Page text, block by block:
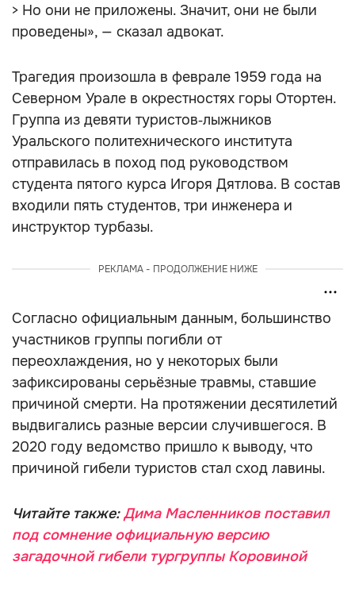
> Но они не приложены. Значит, они не были
проведены», — сказал адвокат.
Трагедия произошла в феврале 1959 года на
Северном Урале в окрестностях горы Отортен.
Группа из девяти туристов‑лыжников
Уральского политехнического института
отправилась в поход под руководством
студента пятого курса Игоря Дятлова. В состав
входили пять студентов, три инженера и
инструктор турбазы.
РЕКЛАМА - ПРОДОЛЖЕНИЕ НИЖЕ
Согласно официальным данным, большинство
участников группы погибли от
переохлаждения, но у некоторых были
зафиксированы серьёзные травмы, ставшие
причиной смерти. На протяжении десятилетий
выдвигались разные версии случившегося. В
2020 году ведомство пришло к выводу, что
причиной гибели туристов стал сход лавины.
Читайте также:Дима Масленников поставил
под сомнение официальную версию
загадочной гибели тургруппы Коровиной